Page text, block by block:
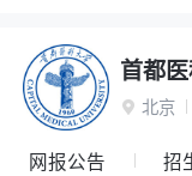
首都
 北京
网报公告 招